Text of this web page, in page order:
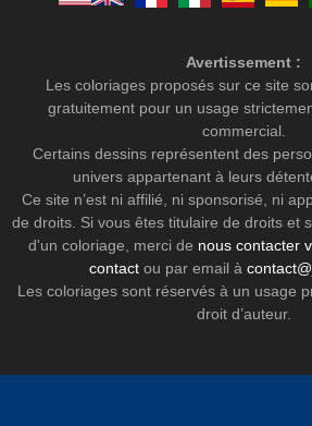
Avertissement :
Les coloriages proposés sur ce site
gratuitement pour un usage
commercial.
Certains dessins représentent des
univers appartenant à leurs
Ce site n’est ni affilié, ni sponsorisé, ni
de droits. Si vous êtes titulaire de droits et
d'un coloriage, merci de nous contacter
contactou par email à
Les coloriages sont réservés à un usage
droit d’auteur.